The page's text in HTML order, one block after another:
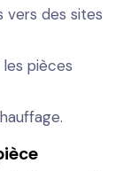
vers des sites
pièces